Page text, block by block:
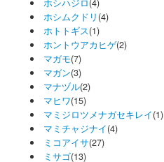
ホシハジロ(4)
ホシムクドリ (4)
ホトトギス(1)
ホントウアカヒゲ(2)
マガモ(7)
マガン(3)
マナヅル(2)
マヒワ(15)
マミジロツメナガセキレイ(1)
マミチャジナイ(4)
ミコアイサ(27)
ミサゴ(13)